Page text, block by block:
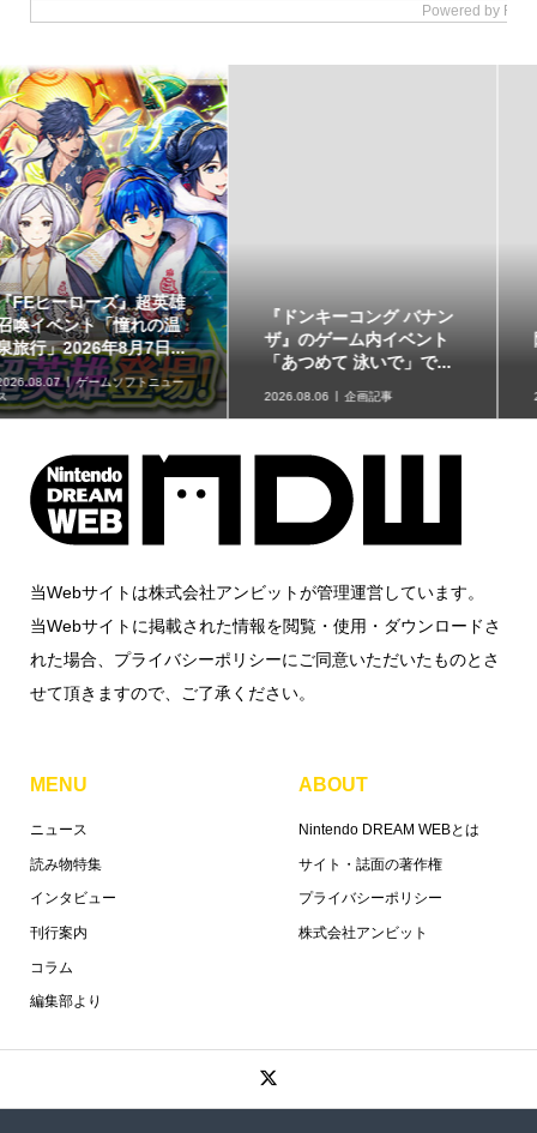
『ドンキーコング バナン
ザ』のゲーム内イベント
「あつめて 泳いで」で...
2026.08.06 企画記事
【イベントレポート】実
際に草が揺れる生息地づ
くりを体験!!「リアル『...
2026.08.06 取材・レポート
当Webサイトは株式会社アンビットが管理運営しています。
当Webサイトに掲載された情報を閲覧・使用・ダウンロードさ
れた場合、プライバシーポリシーにご同意いただいたものとさ
せて頂きますので、ご了承ください。
MENU
ニュース
読み物特集
インタビュー
刊行案内
コラム
編集部より
ABOUT
Nintendo DREAM WEBとは
サイト・誌面の著作権
プライバシーポリシー
株式会社アンビット